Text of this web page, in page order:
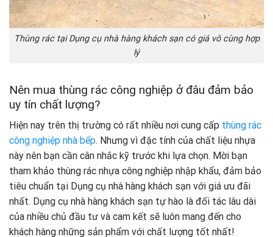
Thùng rác tại Dụng cụ nhà hàng khách sạn có giá vô cùng hợp
lý
Nên mua thùng rác công nghiệp ở đâu đảm bảo
uy tín chất lượng?
Hiện nay trên thị trường có rất nhiều nơi cung cấp thùng rác
công nghiệp nhà bếp. Nhưng vì đặc tính của chất liệu nhựa
này nên bạn cần cân nhắc kỹ trước khi lựa chọn. Mời bạn
tham khảo thùng rác nhựa công nghiệp nhập khẩu, đảm bảo
tiêu chuẩn tại Dụng cụ nhà hàng khách sạn với giá ưu đãi
nhất. Dụng cụ nhà hàng khách sạn tự hào là đối tác lâu dài
của nhiều chủ đầu tư và cam kết sẽ luôn mang đến cho
khách hàng những sản phẩm với chất lượng tốt nhất!